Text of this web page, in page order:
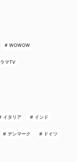
WOWOW
マTV
イタリア インド
デンマーク ドイツ